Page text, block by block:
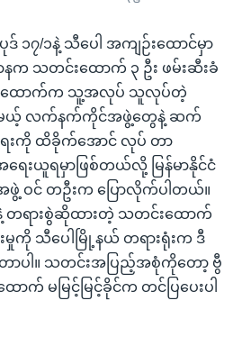
၁၇/၁နဲ့ သီပေါ အကျဉ်းထောင်မှာ
နက သတင်းထောက် ၃ ဦး ဖမ်းဆီးခံ
းထောက်က သူ့အလုပ် သူလုပ်တဲ့
မယ့် လက်နက်ကိုင်အဖွဲ့တွေနဲ့ ဆက်
ေးကို ထိခိုက်အောင် လုပ် တာ
းယူရမှာဖြစ်တယ်လို့ မြန်မာနိုင်ငံ
ဝင် တဦးက ပြောလိုက်ပါတယ်။
တရားစွဲဆိုထားတဲ့ သတင်းထောက်
မှုကို သီပေါမြို့နယ် တရားရုံးက ဒီ
ာပါ။ သတင်းအပြည့်အစုံကိုတော့ ဗွီ
ာက် မမြင့်မြင့်ခိုင်က တင်ပြပေးပါ